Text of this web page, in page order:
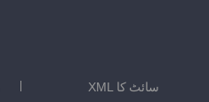
XML سائٹ کا